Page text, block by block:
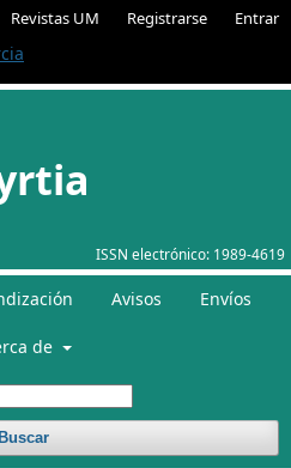
Revistas UM Registrarse Entrar
ISSN electrónico: 1989-4619
Avisos Envíos
de
Buscar